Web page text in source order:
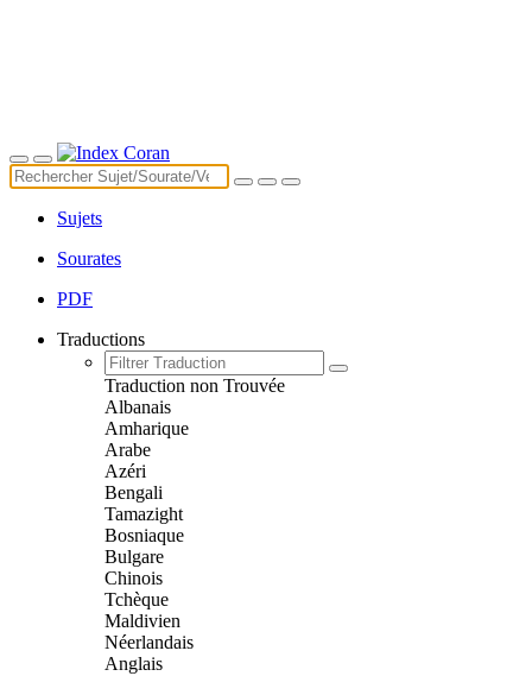
Sujets
Sourates
PDF
Traductions
Traduction non Trouvée
Albanais
Amharique
Arabe
Azéri
Bengali
Tamazight
Bosniaque
Bulgare
Chinois
Tchèque
Maldivien
Néerlandais
Anglais